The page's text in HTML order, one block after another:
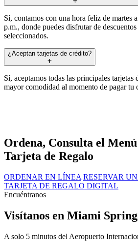
Sí, contamos con una hora feliz de martes
p.m., donde puedes disfrutar de
seleccionados.
¿Aceptan tarjetas de crédito?
Sí, aceptamos todas las principales tarjetas
mayor comodidad al momento de pagar tu
Ordena, Consulta el
Tarjeta de Regalo
ORDENAR EN LÍNEA RESERVAR
TARJETA DE REGALO DIGITAL
Encuéntranos
Visítanos en Miami
A solo 5 minutos del Aeropuerto